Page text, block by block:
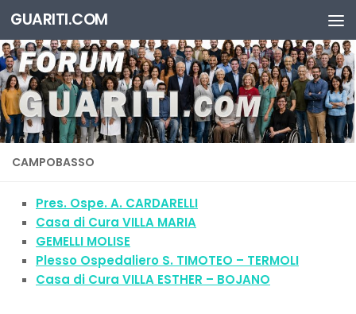
Salta al contenuto
GUARITI.COM
CAMPOBASSO
Pres. Ospe. A. CARDARELLI
Casa di Cura VILLA MARIA
GEMELLI MOLISE
Plesso Ospedaliero S. TIMOTEO – TERMOLI
Casa di Cura VILLA ESTHER – BOJANO